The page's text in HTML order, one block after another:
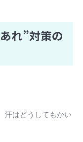
れ”対策の
汗はどうしてもかい